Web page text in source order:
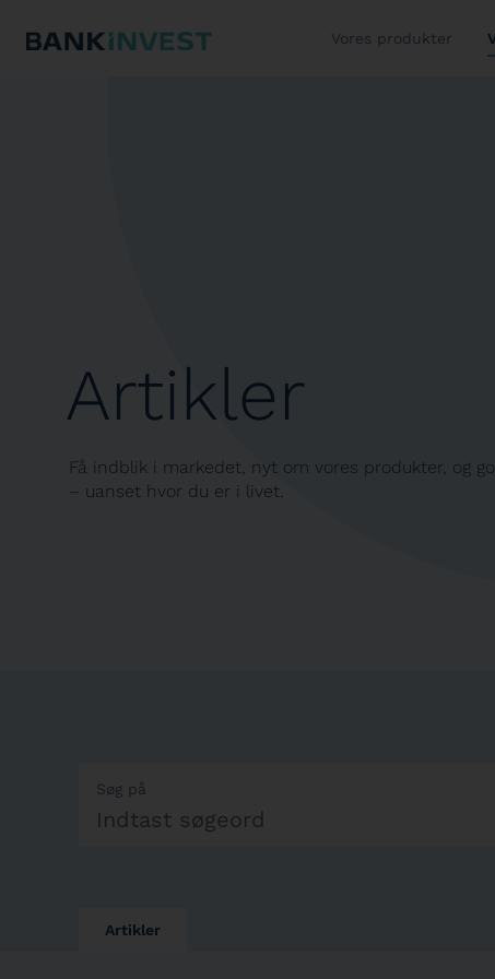
Vores produkter
Artikler
Få indblik i markedet, nyt om vores produkter, og
– uanset hvor du er i livet.
Søg på
Artikler